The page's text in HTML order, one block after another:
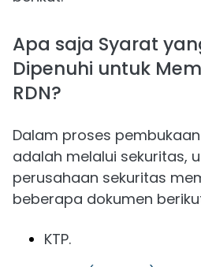
Apa saja Syarat
Dipenuhi untuk
RDN?
Dalam proses pembukaan
adalah melalui sekuritas,
perusahaan sekuritas
beberapa dokumen
KTP.